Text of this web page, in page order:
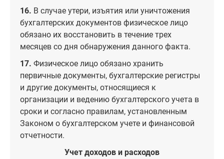
16. В случае утери, изъятия или уничтожения
бухгалтерских документов физическое лицо
обязано их восстановить в течение трех
месяцев со дня обнаружения данного факта.
17. Физическое лицо обязано хранить
первичные документы, бухгалтерские регистры
и другие документы, относящиеся к
организации и ведению бухгалтерского учета в
сроки и согласно правилам, установленным
Законом о бухгалтерском учете и финансовой
отчетности.
Учет доходов и расходов